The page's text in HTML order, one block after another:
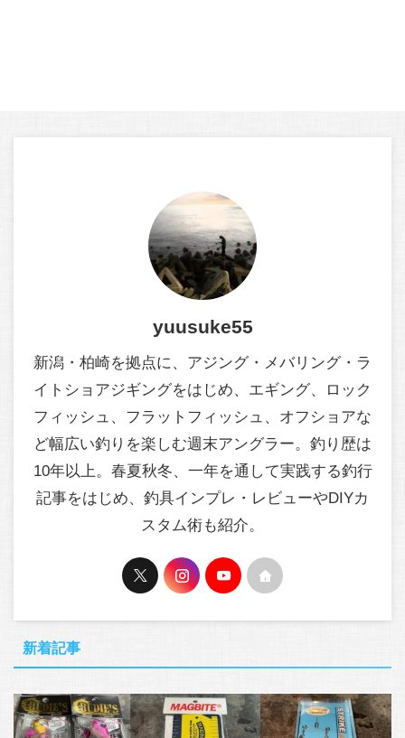
yuusuke55
新潟・柏崎を拠点に、アジング・メバリング・ラ
イトショアジギングをはじめ、エギング、ロック
フィッシュ、フラットフィッシュ、オフショアな
ど幅広い釣りを楽しむ週末アングラー。釣り歴は
10年以上。春夏秋冬、一年を通して実践する釣行
記事をはじめ、釣具インプレ・レビューやDIYカ
スタム術も紹介。
新着記事